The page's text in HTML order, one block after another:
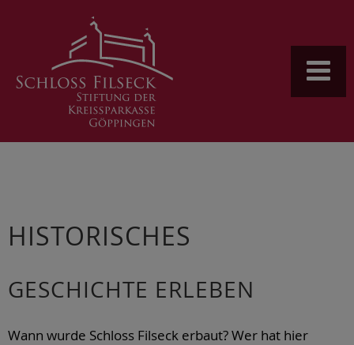
HISTORISCHES
GESCHICHTE ERLEBEN
Wann wurde Schloss Filseck erbaut? Wer hat hier